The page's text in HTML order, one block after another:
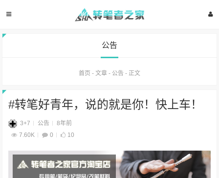
公告
首页 - 文章 - 公告 - 正文
#转笔好青年，说的就是你！快上车！
3+7 公告
8年前
7.60K
0 10